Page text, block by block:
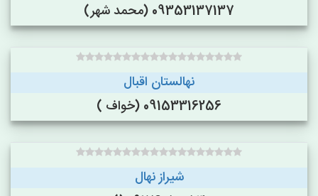
09353137137 (محمد شهر)
نهالستان اقبال
09153316256 (خواف )
شیراز نهال